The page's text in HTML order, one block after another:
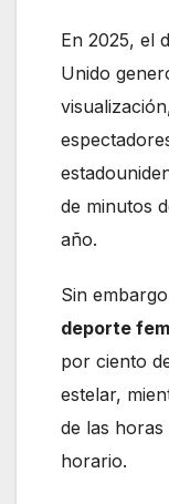
En 2025, el
Unido
de minutos
año.
Sin
deporte
por ciento
estelar,
de las horas
horario.